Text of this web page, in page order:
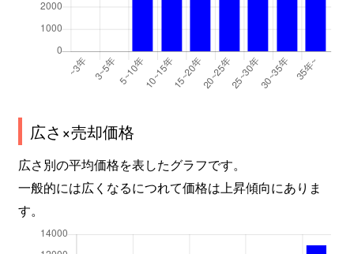
広さ×売却価格
広さ別の平均価格を表したグラフです。
一般的には広くなるにつれて価格は上昇傾向にありま
す。